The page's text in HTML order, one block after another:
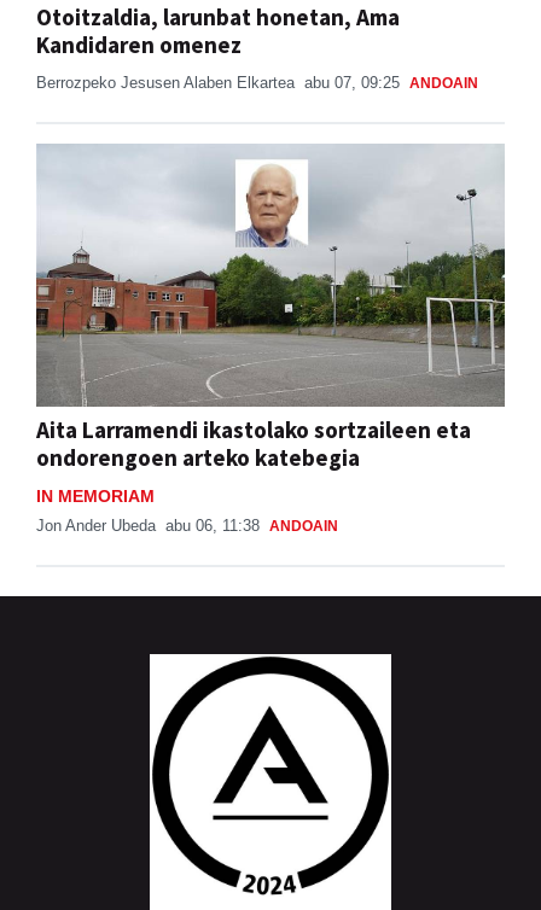
Otoitzaldia, larunbat honetan, Ama
Kandidaren omenez
Berrozpeko Jesusen Alaben Elkartea abu 07, 09:25 ANDOAIN
Aita Larramendi ikastolako sortzaileen eta
ondorengoen arteko katebegia
IN MEMORIAM
Jon Ander Ubeda abu 06, 11:38 ANDOAIN